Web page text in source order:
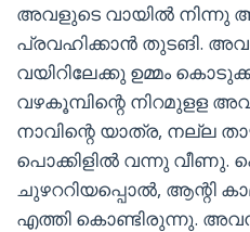
അവളുടെ വായിൽ
പ്രവഹിക്കാൻ തുടങി.
വയിറിലേക്കു ഉമ്മം
വഴകൂമ്പിന്റെ നിറമുളള
നാവിന്റെ യാത്ര, നല്ല
പൊക്കിളിൽ വന്നു വീണു.
ചുഴററിയപ്പൊൽ, ആന്റി
എത്തി കൊണ്ടിരുന്നു.